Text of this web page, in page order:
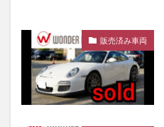
販売済み車両